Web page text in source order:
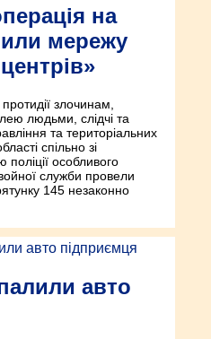
на
мережу
злочинам,
людьми, слідчі та
та територіальних
спільно зі
особливого
служби провели
145 незаконно
авто